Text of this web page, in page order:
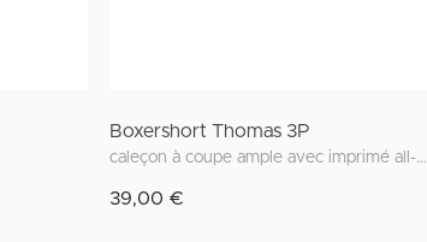
Boxershort Thomas 3P
caleçon à coupe ample avec imprimé all-over
39,00 €